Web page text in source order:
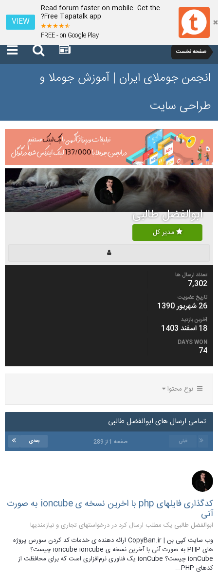
Read forum faster on mobile. Get the
Free Tapatalk app?
FREE - on Google Play
VIEW
صفحه نخست
انجمن جوملای ایران | آموزش جوملا و
طراحی سایت
ابوالفضل طالبی
مدیر کل
تعداد ارسال ها
7,302
تاریخ عضویت
26 شهریور 1390
آخرین بازدید
18 اسفند 1403
DAYS WON
74
نوع محتوا
تمامی ارسال های ابوالفضل طالبی
قبلی بعدی صفحه 1 از 289
کدگذاری فایلهای php با اخرین نسخه ی ioncube به صورت
آنی
ابوالفضل طالبی یک مطلب ارسال کرد دردرخواستهای تجاری و نیازمندیها
وب سایت کپی بن | CopyBan.ir ارائه دهنده ی خدمات کد کردن سورس پروژه
های PHP به صورت آنی با آخرین نسخه ی ioncube ioncube چیست؟
ionCube چیست؟ ionCube یک فناوری نرم‌افزاری است که برای محافظت از
کدهای PHP...